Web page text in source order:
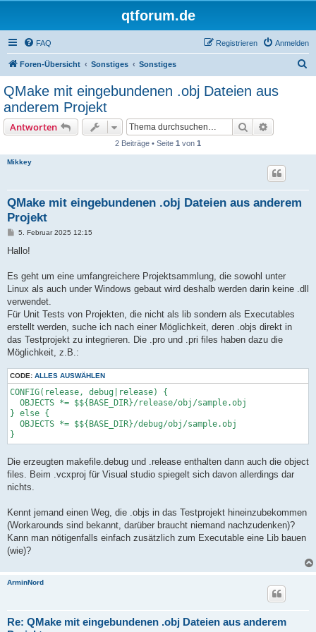
qtforum.de
FAQ Anmelden
Registrieren
Foren-Übersicht Sonstiges Sonstiges
QMake mit eingebundenen .obj Dateien aus
anderem Projekt
Antworten Suche
2 Beiträge • Seite 1 von 1
Mikkey
QMake mit eingebundenen .obj Dateien aus anderem
Projekt
B
i
a
5. Februar 2025 12:15
Hallo!
Es geht um eine umfangreichere Projektsammlung, die sowohl unter
Linux als auch under Windows gebaut wird deshalb werden darin keine .dll
verwendet.
Für Unit Tests von Projekten, die nicht als lib sondern als Executables
erstellt werden, suche ich nach einer Möglichkeit, deren .objs direkt in
das Testprojekt zu integrieren. Die .pro und .pri files haben dazu die
Möglichkeit, z.B.:
CODE: ALLES AUSWÄHLEN
CONFIG(release, debug|release) {
  OBJECTS *= $${BASE_DIR}/release/obj/sample.obj
} else {
  OBJECTS *= $${BASE_DIR}/debug/obj/sample.obj
}
Die erzeugten makefile.debug und .release enthalten dann auch die object
files. Beim .vcxproj für Visual studio spiegelt sich davon allerdings dar
nichts.
Kennt jemand einen Weg, die .objs in das Testprojekt hineinzubekommen
(Workarounds sind bekannt, darüber braucht niemand nachzudenken)?
Kann man nötigenfalls einfach zusätzlich zum Executable eine Lib bauen
(wie)?
ArminNord
Re: QMake mit eingebundenen .obj Dateien aus anderem